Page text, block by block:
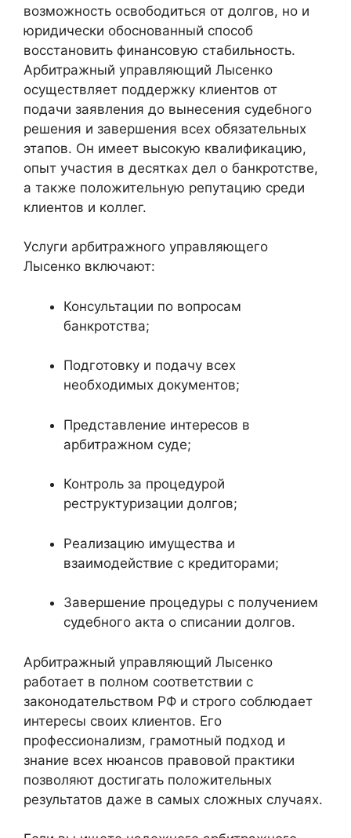
возможность освободиться от долгов, но и
юридически обоснованный способ
восстановить финансовую стабильность.
Арбитражный управляющий Лысенко
осуществляет поддержку клиентов от
подачи заявления до вынесения судебного
решения и завершения всех обязательных
этапов. Он имеет высокую квалификацию,
опыт участия в десятках дел о банкротстве,
а также положительную репутацию среди
клиентов и коллег.
Услуги арбитражного управляющего
Лысенко включают:
Консультации по вопросам
банкротства;
Подготовку и подачу всех
необходимых документов;
Представление интересов в
арбитражном суде;
Контроль за процедурой
реструктуризации долгов;
Реализацию имущества и
взаимодействие с кредиторами;
Завершение процедуры с получением
судебного акта о списании долгов.
Арбитражный управляющий Лысенко
работает в полном соответствии с
законодательством РФ и строго соблюдает
интересы своих клиентов. Его
профессионализм, грамотный подход и
знание всех нюансов правовой практики
позволяют достигать положительных
результатов даже в самых сложных случаях.